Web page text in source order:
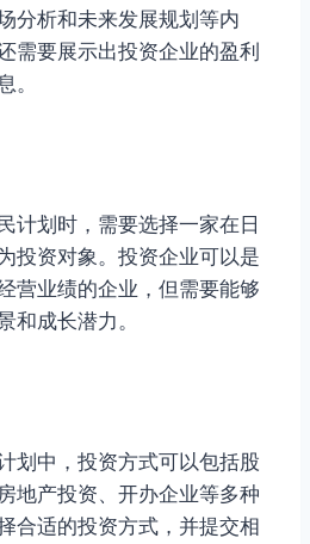
分析和未来发展规划等内
需要展示出投资企业的盈利
。
划时，需要选择一家在日
投资对象。投资企业可以是
营业绩的企业，但需要能够
和成长潜力。
中，投资方式可以包括股
地产投资、开办企业等多种
合适的投资方式，并提交相